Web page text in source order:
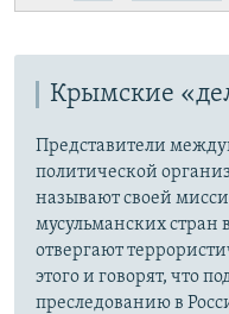
Крымские
Представители
политической
называют своей
мусульманских стран
отвергают
этого и говорят, что
преследованию в